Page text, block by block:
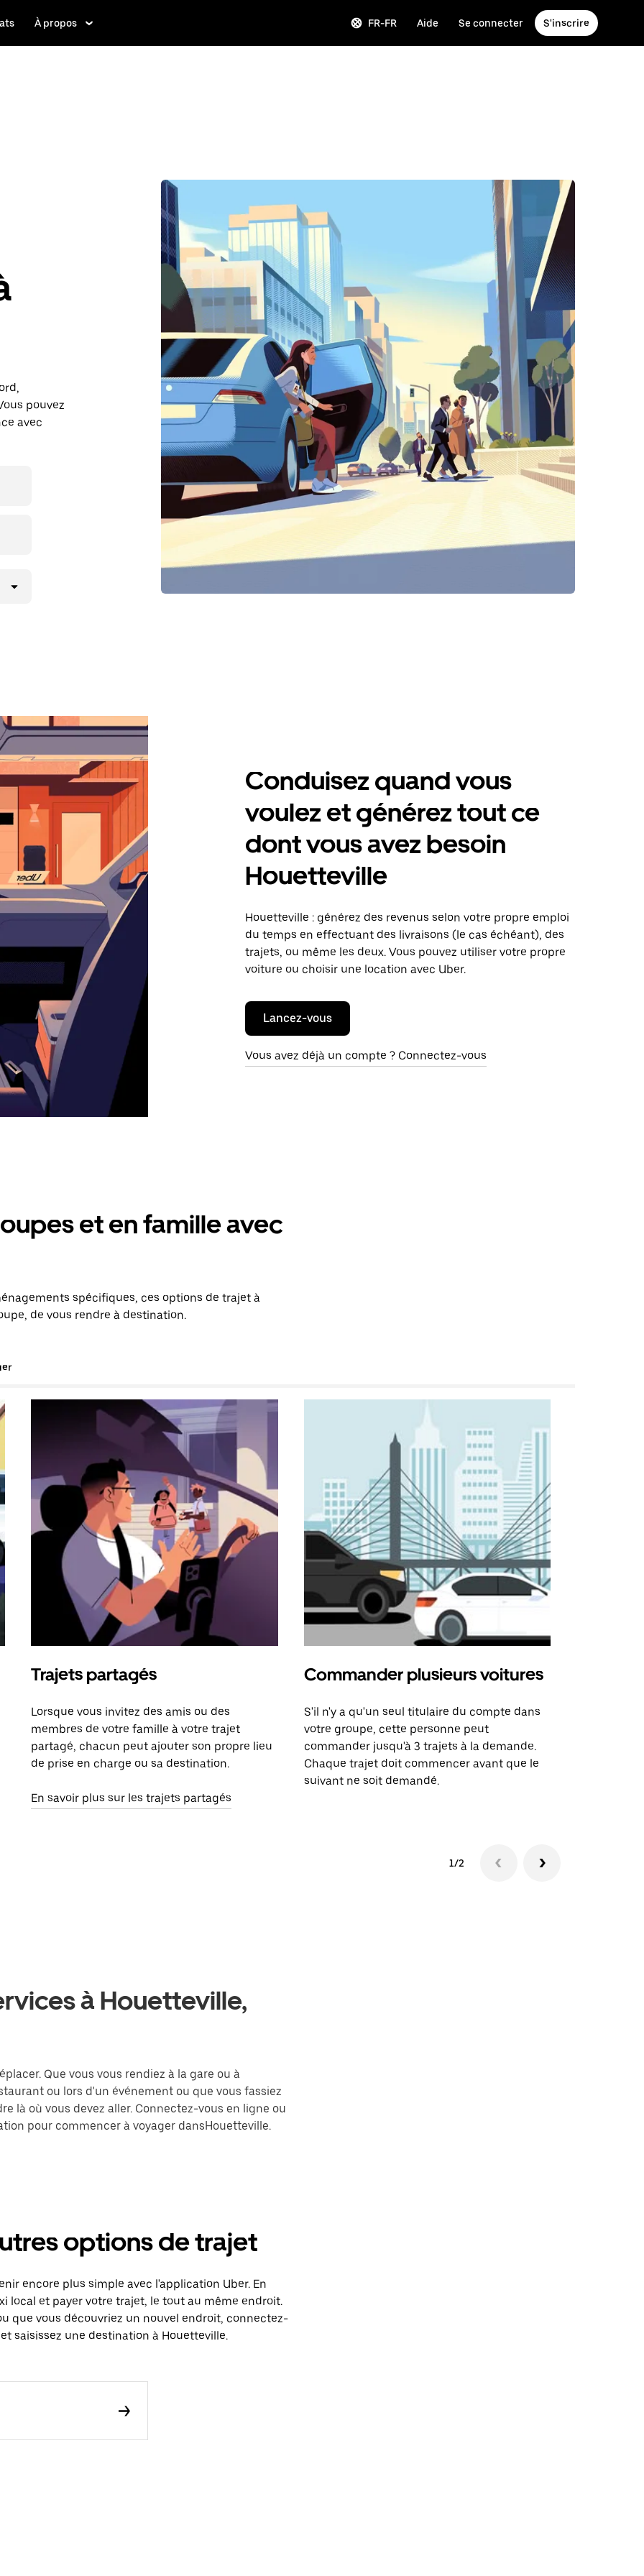
À propos FR-FR Aide Se connecter S'inscrire
pouvez
avec
Conduisez quand vous
voulez et générez tout ce
dont vous avez besoin
Houetteville
Houetteville : générez des revenus selon votre propre emploi
du temps en effectuant des livraisons (le cas échéant), des
trajets, ou même les deux. Vous pouvez utiliser votre propre
voiture ou choisir une location avec Uber.
Lancez-vous
Vous avez déjà un compte ? Connectez-vous
et en famille avec
spécifiques, ces options de trajet à
de vous rendre à destination.
Trajets partagés
Lorsque vous invitez des amis ou des
membres de votre famille à votre trajet
partagé, chacun peut ajouter son propre lieu
de prise en charge ou sa destination.
En savoir plus sur les trajets partagés
Commander plusieurs voitures
S'il n'y a qu'un seul titulaire du compte dans
votre groupe, cette personne peut
commander jusqu'à 3 trajets à la demande.
Chaque trajet doit commencer avant que le
suivant ne soit demandé.
1/2
à Houetteville,
Que vous vous rendiez à la gare ou à
ou lors d'un événement ou que vous fassiez
là où vous devez aller. Connectez-vous en ligne ou
pour commencer à voyager dansHouetteville.
options de trajet
encore plus simple avec l'application Uber. En
local et payer votre trajet, le tout au même endroit.
que vous découvriez un nouvel endroit, connectez-
saisissez une destination à Houetteville.